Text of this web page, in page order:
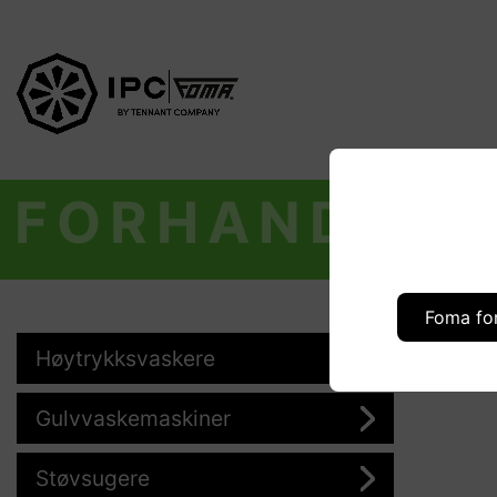
Foma
FORHANDLER
Høytrykksvaskere
Gulvvaskemaskiner
Støvsugere